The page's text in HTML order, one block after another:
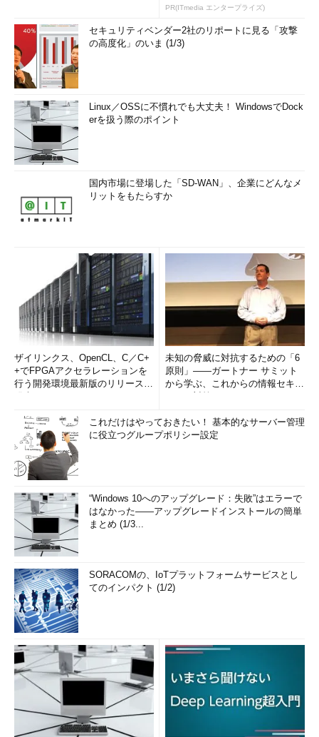
PR(ITmedia エンタープライズ)
セキュリティベンダー2社のリポートに見る「攻撃
の高度化」のいま (1/3)
Linux／OSSに不慣れでも大丈夫！ WindowsでDock
erを扱う際のポイント
国内市場に登場した「SD-WAN」、企業にどんなメ
リットをもたらすか
ザイリンクス、OpenCL、C／C+
+でFPGAアクセラレーションを
行う開発環境最新版のリリースを
未知の脅威に対抗するための「6
原則」――ガートナー サミット
から学ぶ、これからの情報セキュ
これだけはやっておきたい！ 基本的なサーバー管理
に役立つグループポリシー設定
“Windows 10へのアップグレード：失敗”はエラーで
はなかった――アップグレードインストールの簡単
まとめ (1/3...
SORACOMの、IoTプラットフォームサービスとし
てのインパクト (1/2)